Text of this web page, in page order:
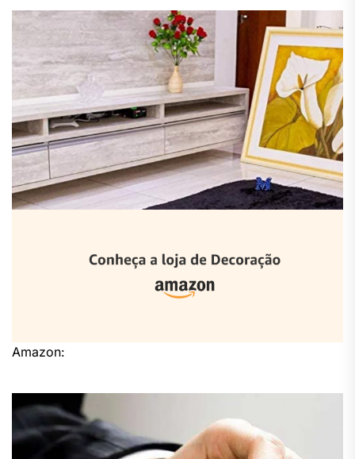
Amazon: